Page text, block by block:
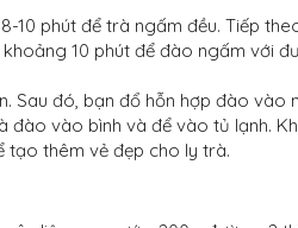
10 phút để trà ngấm đều. Tiếp
10 phút để đào ngấm với
Sau đó, bạn đổ hỗn hợp đào vào
đào vào bình và để vào tủ lạnh.
tạo thêm vẻ đẹp cho ly trà.